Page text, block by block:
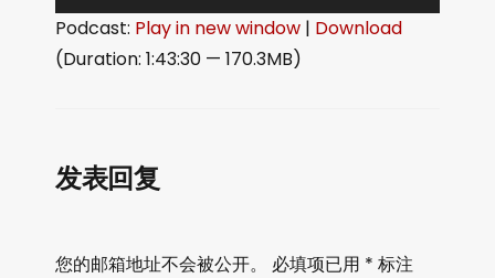
频
播
放
Podcast: Play in new window | Download
(Duration: 1:43:30 — 170.3MB)
发表回复
您的邮箱地址不会被公开。 必填项已用 * 标注